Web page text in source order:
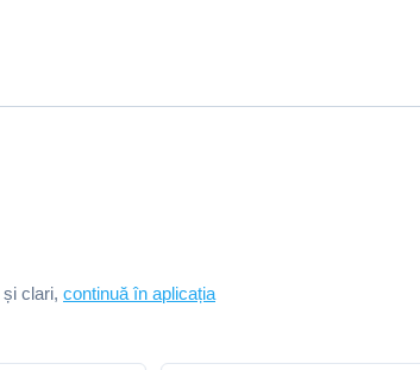
clari, continuă în aplicația